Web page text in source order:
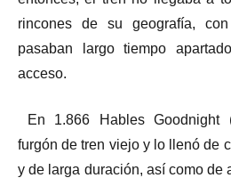
rincones de su geografía,
pasaban largo tiempo
acceso.
En 1.866 Hables Goodnight
furgón de tren viejo y lo llenó de
y de larga duración, así como de